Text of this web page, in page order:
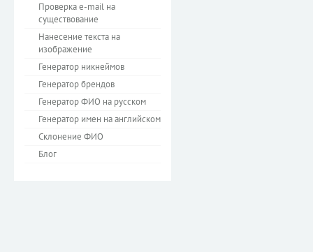
Проверка e-mail на
существование
Нанесение текста на
изображение
Генератор никнеймов
Генератор брендов
Генератор ФИО на русском
Генератор имен на английском
Склонение ФИО
Блог